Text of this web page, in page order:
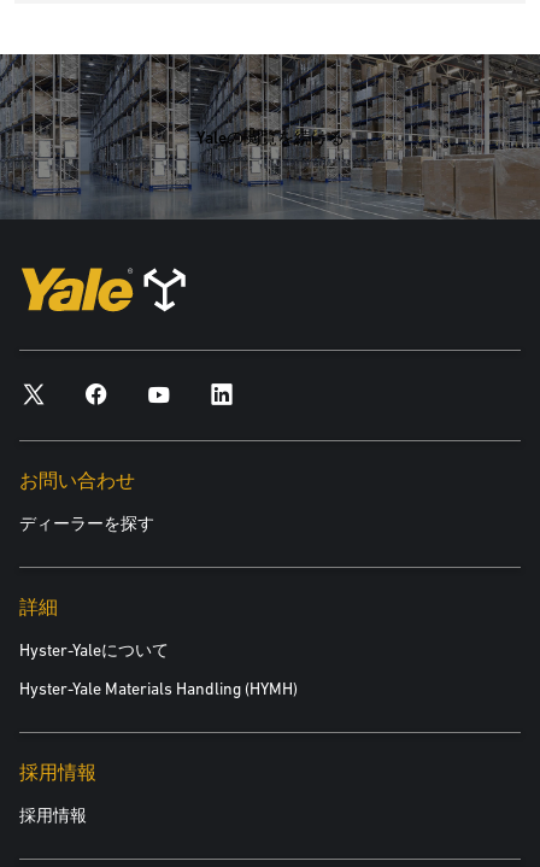
*必須
国
*必須
*必須
*必須
興味のある製品
関心のある分野：
新製品のご紹介
Yaleの閲覧を続ける
お問い合わせ
ディーラーを探す
詳細
Hyster-Yaleについて
Hyster-Yale Materials Handling (HYMH)
採用情報
採用情報